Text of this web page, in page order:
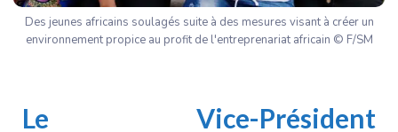
Des jeunes africains soulagés suite à des mesures visant à créer un
environnement propice au profit de l'entreprenariat africain © F/SM
Le Vice-Président